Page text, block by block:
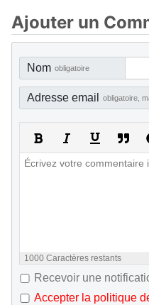
Ajouter un
Nom obligatoire
Adresse email obligatoire,
1000 Caractères restants
Recevoir une
Accepter la politique